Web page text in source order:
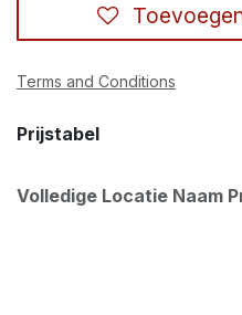
Terms and Conditions
Prijstabel
Volledige Locatie Naam